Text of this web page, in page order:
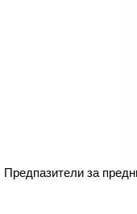
Предпазители за